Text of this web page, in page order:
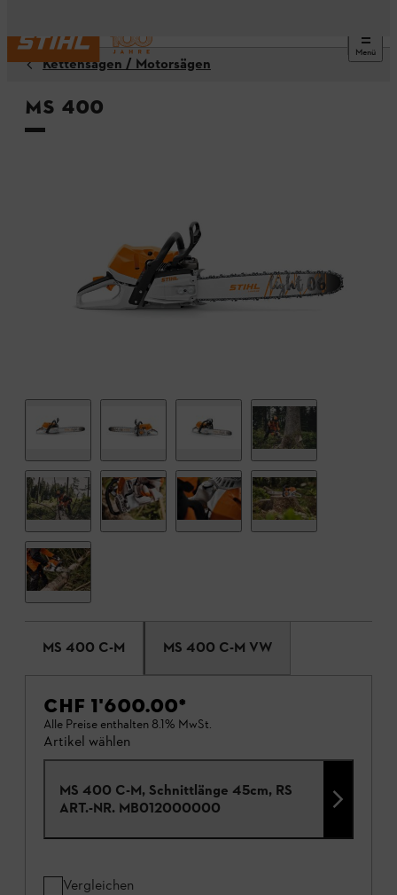
Menü
Kettensägen / Motorsägen
MS 400
MS 400 C-M MS 400 C-M VW
CHF 1'600.00*
Alle Preise enthalten 8.1% MwSt.
Artikel wählen
MS 400 C-M, Schnittlänge 45cm, RS
ART.-NR. MB012000000
Vergleichen